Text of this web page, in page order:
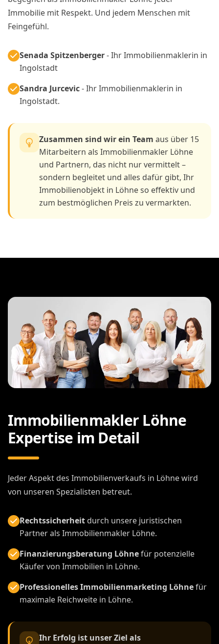
Immobilie mit Respekt. Und jedem Menschen mit
Feingefühl.
Senada Spitzenberger- Ihr Immobilienmaklerin in
Ingolstadt
Sandra Jurcevic- Ihr Immobilienmaklerin in
Ingolstadt.
Zusammen sind wir ein Team aus über 15
Mitarbeitern als Immobilienmakler Löhne
und Partnern, das nicht nur vermittelt –
sondern begleitet und alles dafür gibt, Ihr
Immobilienobjekt in Löhne so effektiv und
zum bestmöglichen Preis zu vermarkten.
Immobilienmakler Löhne
Expertise im Detail
Jeder Aspekt des Immobilienverkaufs in Löhne wird
von unseren Spezialisten betreut.
Rechtssicherheitdurch unsere juristischen
Partner als Immobilienmakler Löhne.
Finanzierungsberatung Löhnefür potenzielle
Käufer von Immobilien in Löhne.
Professionelles Immobilienmarketing Löhnefür
maximale Reichweite in Löhne.
Ihr Erfolg ist unser Ziel als